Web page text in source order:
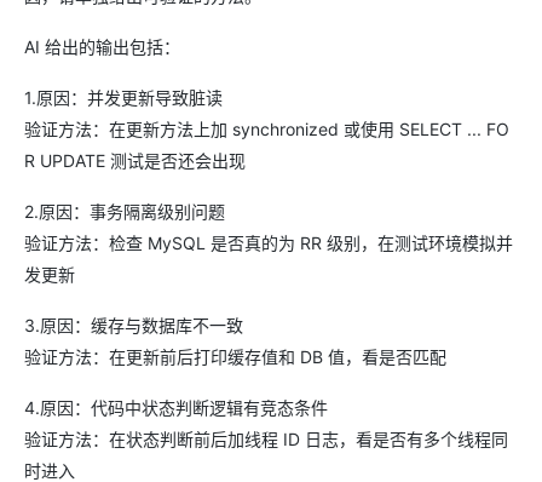
AI 给出的输出包括：
1.原因：并发更新导致脏读
验证方法：在更新方法上加 synchronized 或使用 SELECT ... FO
R UPDATE 测试是否还会出现
2.原因：事务隔离级别问题
验证方法：检查 MySQL 是否真的为 RR 级别，在测试环境模拟并
发更新
3.原因：缓存与数据库不一致
验证方法：在更新前后打印缓存值和 DB 值，看是否匹配
4.原因：代码中状态判断逻辑有竞态条件
验证方法：在状态判断前后加线程 ID 日志，看是否有多个线程同
时进入